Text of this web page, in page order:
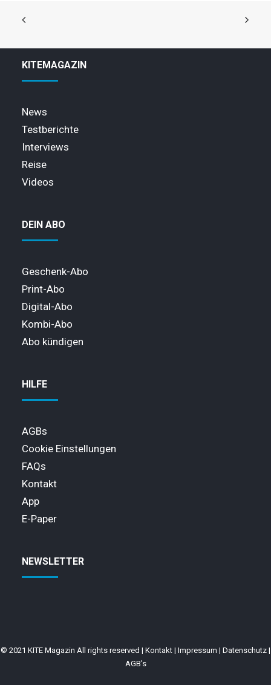
KITEMAGAZIN
News
Testberichte
Interviews
Reise
Videos
DEIN ABO
Geschenk-Abo
Print-Abo
Digital-Abo
Kombi-Abo
Abo kündigen
HILFE
AGBs
Cookie Einstellungen
FAQs
Kontakt
App
E-Paper
NEWSLETTER
© 2021 KITE Magazin All rights reserved | Kontakt | Impressum | Datenschutz |
AGB’s